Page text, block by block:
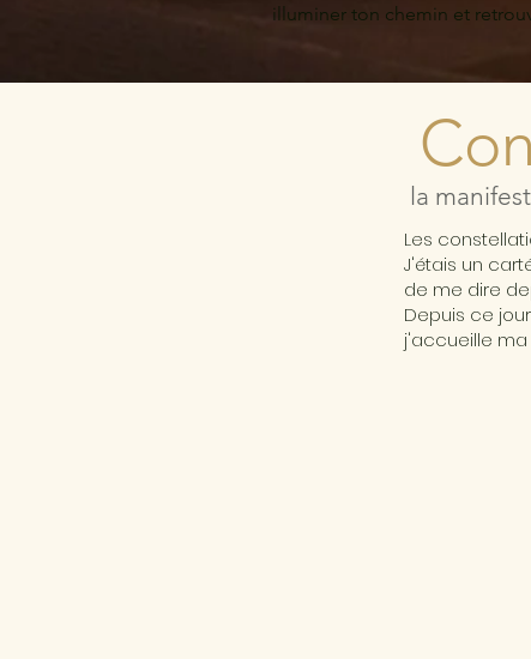
illuminer ton chemin et
la
Les
J'étais un
de me dire
Depuis ce
j'accueille ma